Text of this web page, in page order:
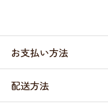
お支払い方法
配送方法